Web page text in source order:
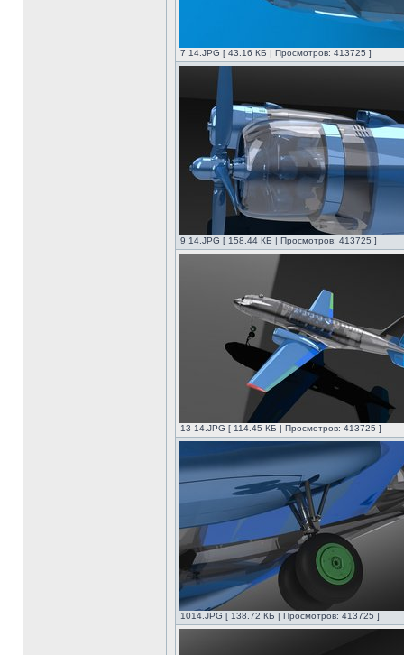
7 14.JPG [ 43.16 КБ | Просмотров: 413725 ]
9 14.JPG [ 158.44 КБ | Просмотров: 413725 ]
13 14.JPG [ 114.45 КБ | Просмотров: 413725 ]
1014.JPG [ 138.72 КБ | Просмотров: 413725 ]